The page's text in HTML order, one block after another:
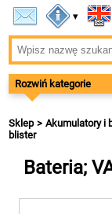
▾
Rozwiń kategorie
Sklep Akumulatory i
blister
Bateria;